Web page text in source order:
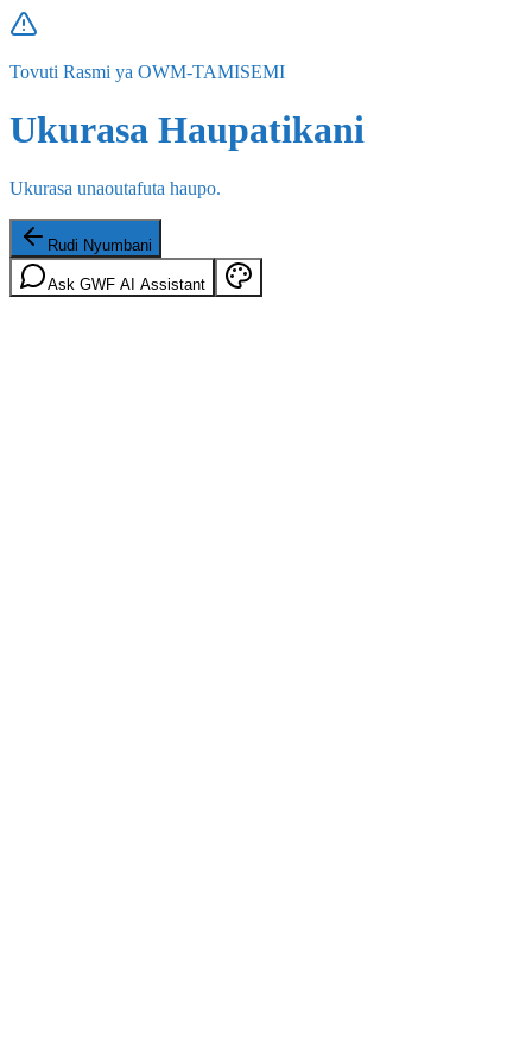
Tovuti Rasmi ya OWM-TAMISEMI
Ukurasa Haupatikani
Ukurasa unaoutafuta haupo.
Rudi Nyumbani
Ask GWF AI Assistant